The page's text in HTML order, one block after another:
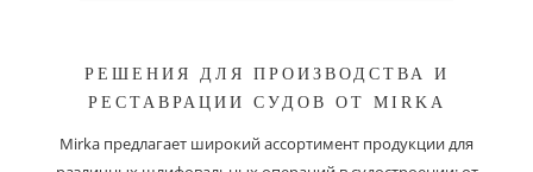
РЕШЕНИЯ ДЛЯ ПРОИЗВОДСТВА И
РЕСТАВРАЦИИ СУДОВ ОТ MIRKA
Mirka предлагает широкий ассортимент продукции для